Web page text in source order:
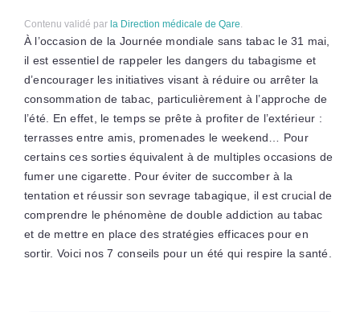
Contenu validé par la Direction médicale de Qare.
À l’occasion de la Journée mondiale sans tabac le 31 mai,
il est essentiel de rappeler les dangers du tabagisme et
d’encourager les initiatives visant à réduire ou arrêter la
consommation de tabac, particulièrement à l’approche de
l’été. En effet, le temps se prête à profiter de l’extérieur :
terrasses entre amis, promenades le weekend… Pour
certains ces sorties équivalent à de multiples occasions de
fumer une cigarette. Pour éviter de succomber à la
tentation et réussir son sevrage tabagique, il est crucial de
comprendre le phénomène de double addiction au tabac
et de mettre en place des stratégies efficaces pour en
sortir. Voici nos 7 conseils pour un été qui respire la santé.